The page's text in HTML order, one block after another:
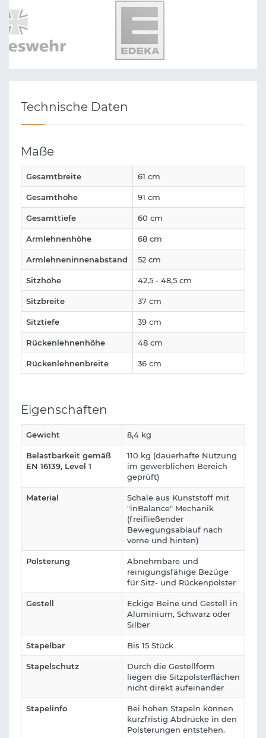
Technische Daten
Maße
Gesamtbreite 61 cm
Gesamthöhe 91 cm
Gesamttiefe 60 cm
Armlehnenhöhe 68 cm
Armlehneninnenabstand 52 cm
Sitzhöhe 42,5 - 48,5 cm
Sitzbreite 37 cm
Sitztiefe 39 cm
Rückenlehnenhöhe 48 cm
Rückenlehnenbreite 36 cm
Eigenschaften
Gewicht 8,4 kg
Belastbarkeit gemäß
EN 16139, Level 1
110 kg (dauerhafte Nutzung
im gewerblichen Bereich
geprüft)
Material
Schale aus Kunststoff mit
"inBalance" Mechanik
(freifließender
Bewegungsablauf nach
vorne und hinten)
Polsterung
Abnehmbare und
reinigungsfähige Bezüge
für Sitz- und Rückenpolster
Gestell
Eckige Beine und Gestell in
Aluminium, Schwarz oder
Silber
Stapelbar Bis 15 Stück
Stapelschutz
Durch die Gestellform
liegen die Sitzpolsterflächen
nicht direkt aufeinander
Stapelinfo
Bei hohen Stapeln können
kurzfristig Abdrücke in den
Polsterungen entstehen.